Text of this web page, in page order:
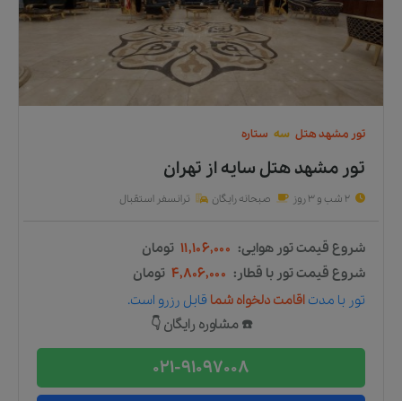
تور مشهدهتل سه ستاره
تور مشهد هتل سایهاز تهران
2 شب و 3 روز صبحانه رایگان ترانسفر استقبال
شروع قیمت تور هوایی: ۱۱,۱۰۶,۰۰۰ تومان
شروع قیمت تور با قطار: ۴,۸۰۶,۰۰۰ تومان
تور با مدت اقامت دلخواه شما قابل رزرو است.
☎️ مشاوره رایگان 👇
021-91097008